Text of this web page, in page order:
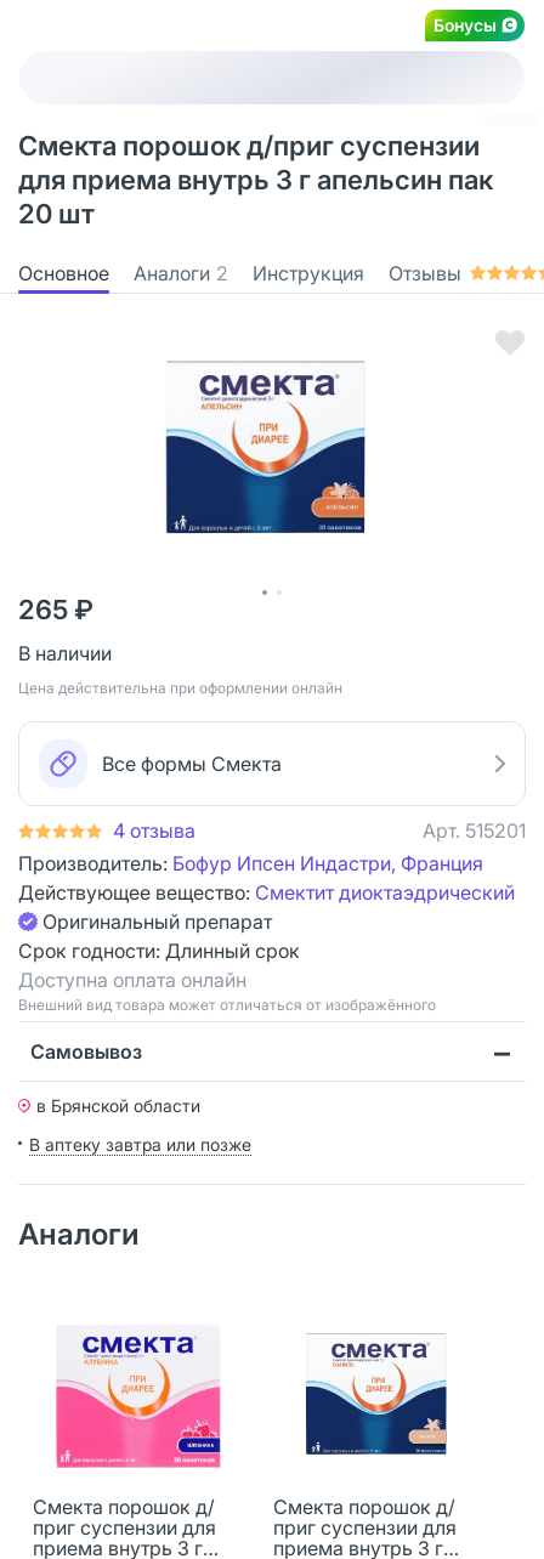
Бонусы
Смекта порошок д/приг суспензии
для приема внутрь 3 г апельсин пак
20 шт
Основное Аналоги 2 Инструкция Отзывы
265 ₽
В наличии
Цена действительна при оформлении онлайн
Все формы Смекта
4 отзыва Арт. 515201
Производитель: Бофур Ипсен Индастри, Франция
Действующее вещество: Смектит диоктаэдрический
Оригинальный препарат
Срок годности: Длинный срок
Доступна оплата онлайн
Bнешний вид товара может отличаться от изображённого
Самовывоз
в Брянской области
В аптеку завтра или позже
Аналоги
Смекта порошок д/
приг суспензии для
приема внутрь 3 г
Смекта порошок д/
приг суспензии для
приема внутрь 3 г